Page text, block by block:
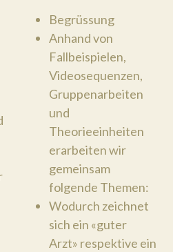
Begrüssung
Anhand von
Fallbeispielen,
Videosequenzen,
Gruppenarbeiten
und
Theorieeinheiten
erarbeiten wir
gemeinsam
folgende Themen:
Wodurch zeichnet
sich ein «guter
Arzt» respektive ein